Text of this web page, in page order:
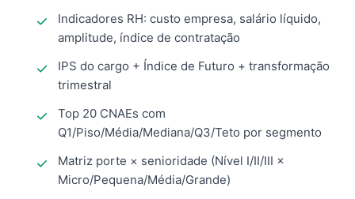
Indicadores RH: custo empresa, salário líquido,
amplitude, índice de contratação
IPS do cargo + Índice de Futuro + transformação
trimestral
Top 20 CNAEs com
Q1/Piso/Média/Mediana/Q3/Teto por segmento
Matriz porte × senioridade (Nível I/II/III ×
Micro/Pequena/Média/Grande)